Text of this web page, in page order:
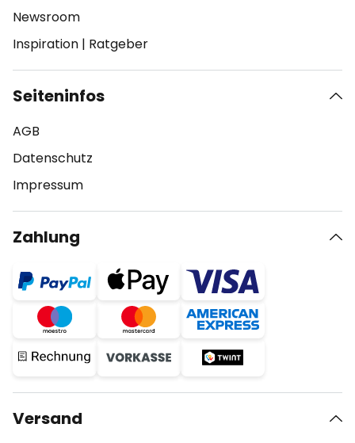
Newsroom
Inspiration | Ratgeber
Seiteninfos
AGB
Datenschutz
Impressum
Zahlung
Versand